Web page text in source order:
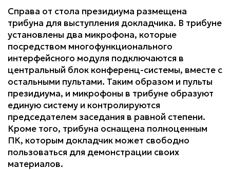
Справа от стола президиума размещена
трибуна для выступления докладчика. В трибуне
установлены два микрофона, которые
посредством многофункционального
интерфейсного модуля подключаются в
центральный блок конференц-системы, вместе с
остальными пультами. Таким образом и пульты
президиума, и микрофоны в трибуне образуют
единую систему и контролируются
председателем заседания в равной степени.
Кроме того, трибуна оснащена полноценным
ПК, которым докладчик может свободно
пользоваться для демонстрации своих
материалов.